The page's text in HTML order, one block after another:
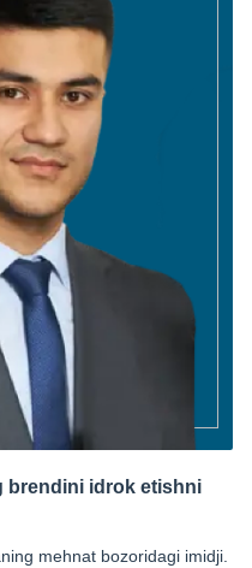
brendini idrok etishni
mehnat bozoridagi imidji.